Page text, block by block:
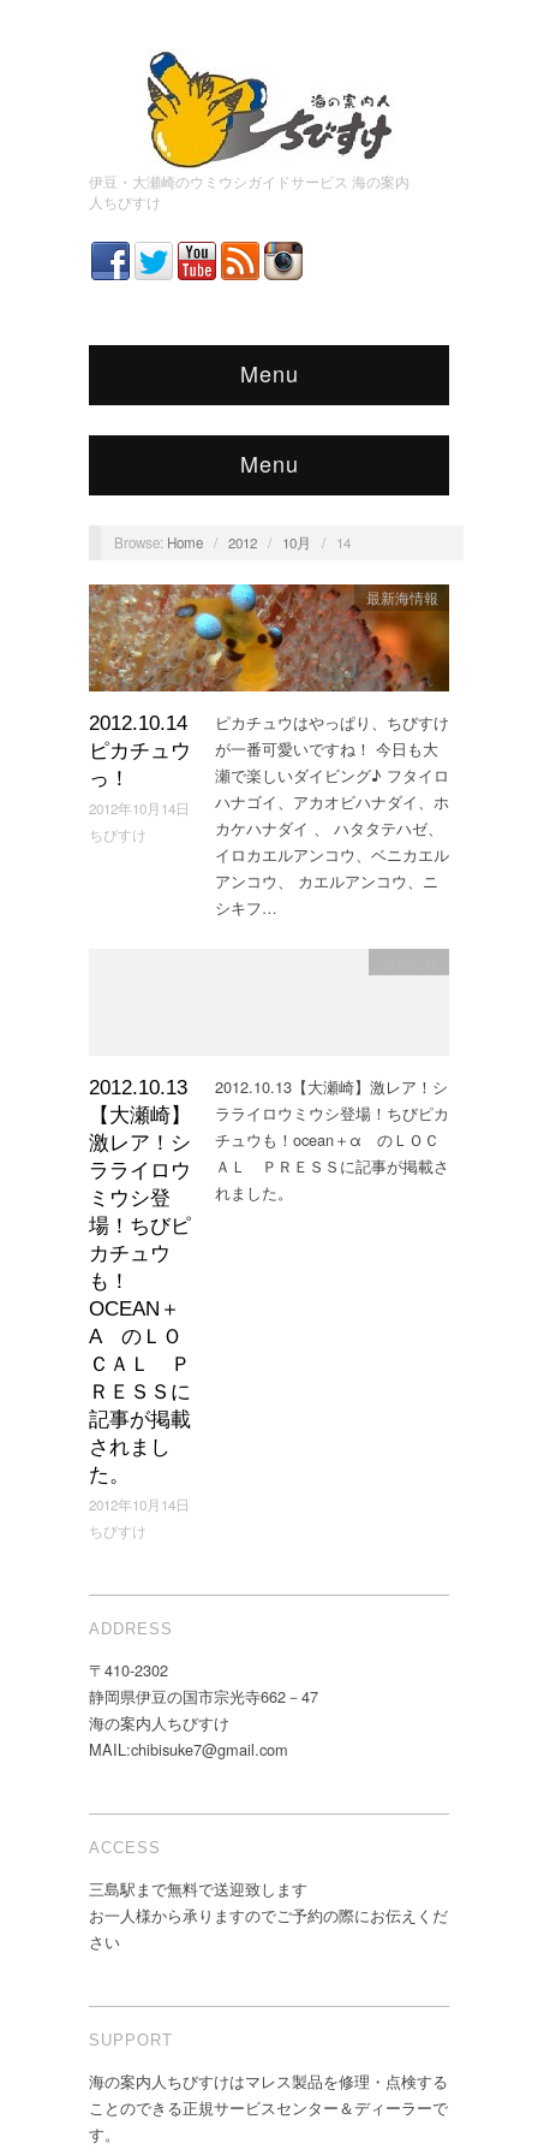
伊豆・大瀬崎のウミウシガイドサービス 海の案内
人ちびすけ
Menu
Menu
Browse: Home / 2012 / 10月 / 14
2012.10.14
ピカチュウ
っ！
2012年10月14日
ちびすけ
最新海情報
ピカチュウはやっぱり、ちびすけ
が一番可愛いですね！ 今日も大
瀬で楽しいダイビング♪ フタイロ
ハナゴイ、アカオビハナダイ、ホ
カケハナダイ 、 ハタタテハゼ、
イロカエルアンコウ、ベニカエル
アンコウ、 カエルアンコウ、ニ
シキフ…
2012.10.13
【大瀬崎】
激レア！シ
ラライロウ
ミウシ登
場！ちびピ
カチュウ
も！
OCEAN＋
Α のＬＯ
ＣＡＬ Ｐ
ＲＥＳＳに
記事が掲載
されまし
た。
2012年10月14日
ちびすけ
2012.10.13【大瀬崎】激レア！シ
ラライロウミウシ登場！ちびピカ
チュウも！ocean＋α のＬＯＣ
ＡＬ ＰＲＥＳＳに記事が掲載さ
れました。
ADDRESS
〒410-2302
静岡県伊豆の国市宗光寺662－47
海の案内人ちびすけ
MAIL:chibisuke7@gmail.com
ACCESS
三島駅まで無料で送迎致します
お一人様から承りますのでご予約の際にお伝えくだ
さい
SUPPORT
海の案内人ちびすけはマレス製品を修理・点検する
ことのできる正規サービスセンター＆ディーラーで
す。